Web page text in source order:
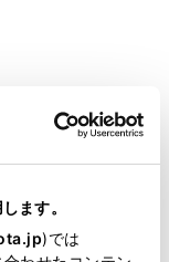
ます。
)では